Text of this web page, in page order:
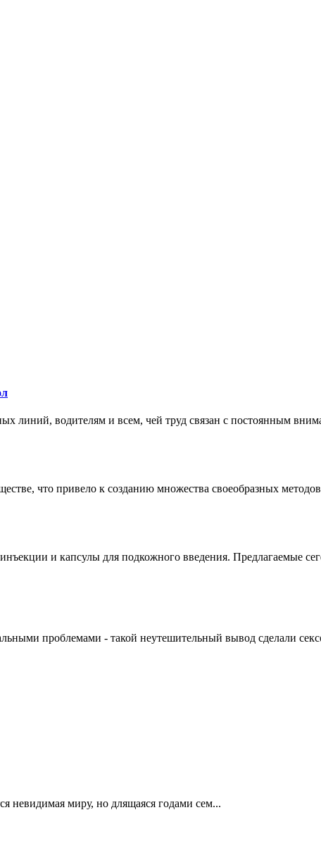
линий, водителям и всем, чей труд связан с постоянным
что привело к созданию множества своеобразных
и капсулы для подкожного введения. Предлагаемые
проблемами - такой неутешительный вывод сделали
невидимая миру, но длящаяся годами сем...